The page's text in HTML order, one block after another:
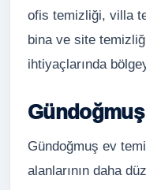
ofis temizliği, villa
bina ve site
ihtiyaçlarında
Gündoğmuş ev
alanlarının daha